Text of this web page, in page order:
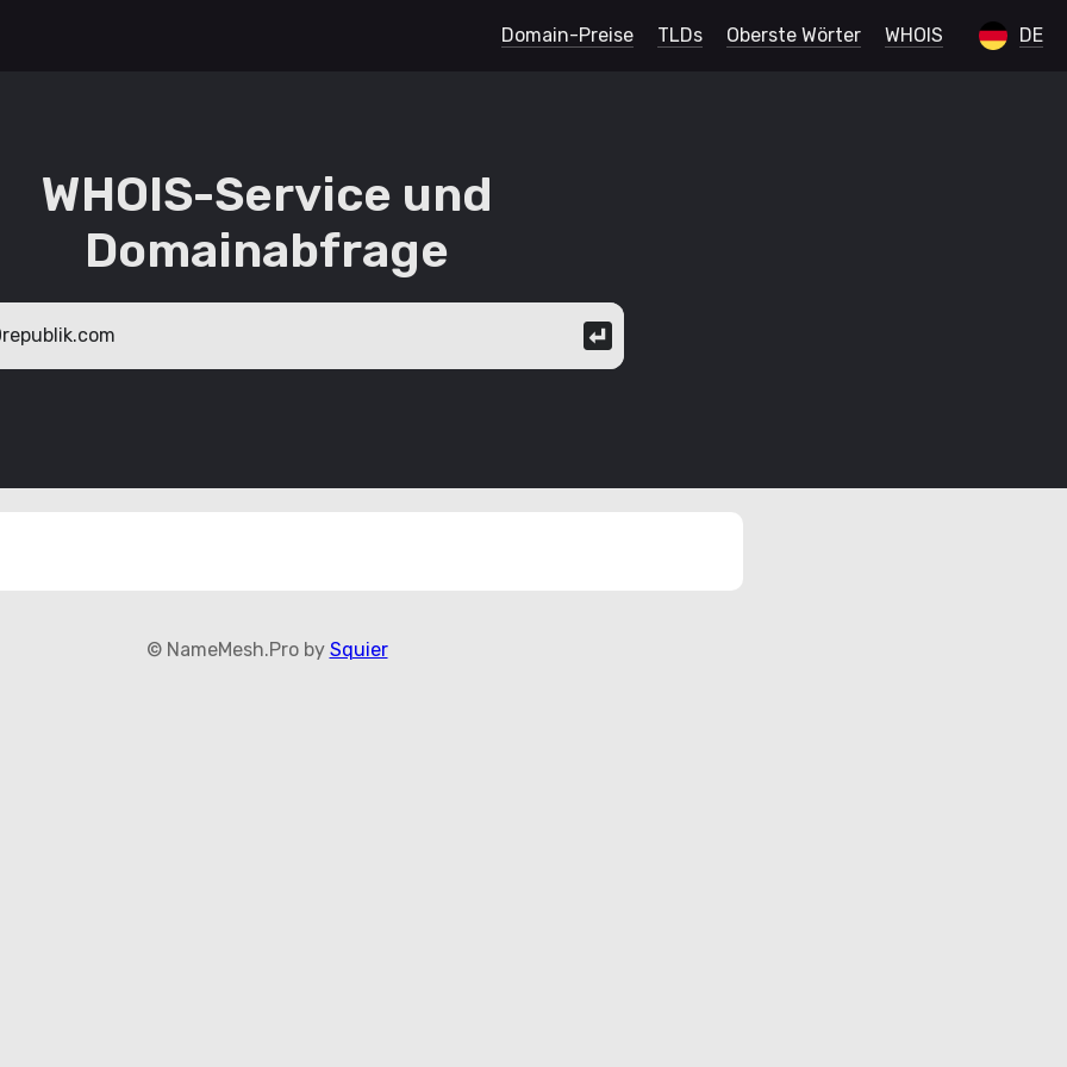
DE
Domain-Preise TLDs Oberste Wörter WHOIS
WHOIS-Service und
Domainabfrage
© NameMesh.Pro by Squier